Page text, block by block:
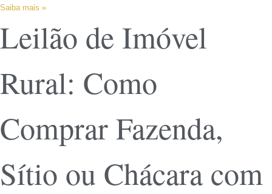
Saiba mais »
Leilão de Imóvel
Rural: Como
Comprar Fazenda,
Sítio ou Chácara com